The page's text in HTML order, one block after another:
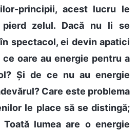
principii, acest lucru le
zelul. Dacă nu li se
spectacol, ei devin apatici
oare au energie pentru a
Și de ce nu au energie
Care este problema
le place să se distingă;
lumea are o energie